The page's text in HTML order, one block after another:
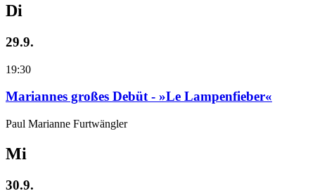
Di
29.9.
19:30
Mariannes großes Debüt - »Le Lampenfieber«
Paul Marianne Furtwängler
Mi
30.9.